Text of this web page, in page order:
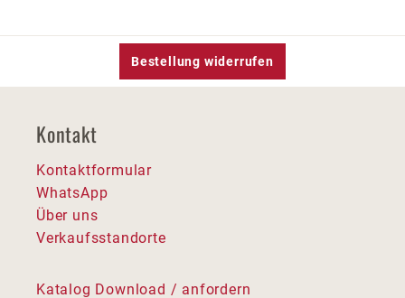
Bestellung widerrufen
Kontakt
Kontaktformular
WhatsApp
Über uns
Verkaufsstandorte
Katalog Download / anfordern